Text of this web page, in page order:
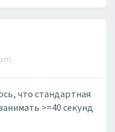
что стандартная
>=40 секунд